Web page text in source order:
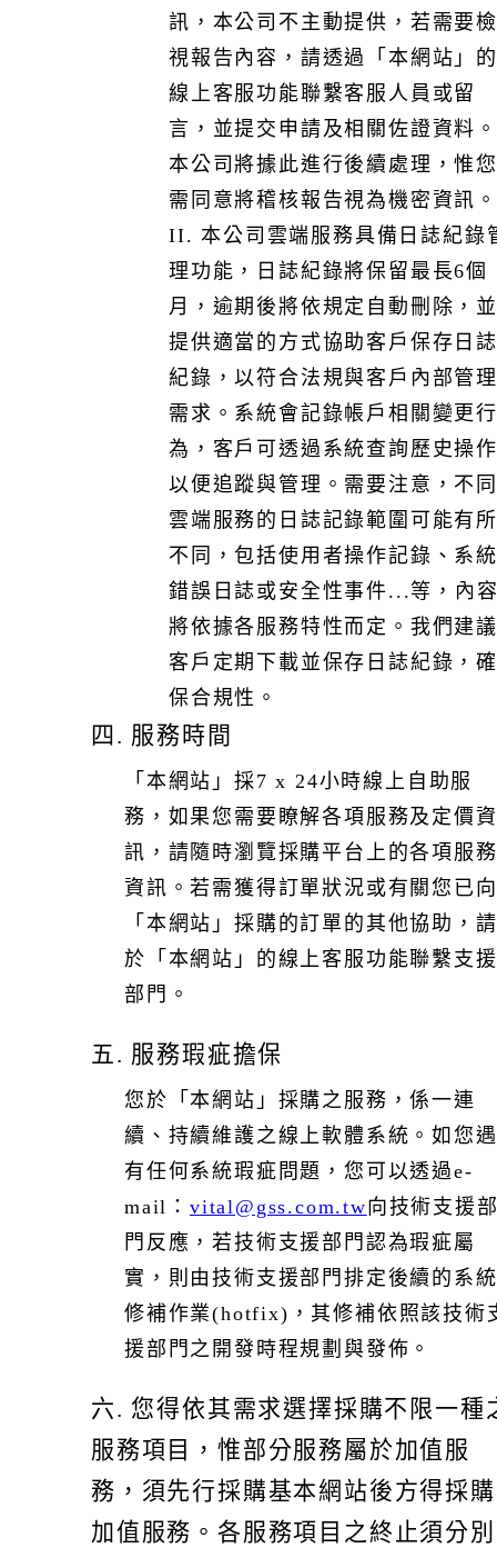
的線上客服功能提出。
本條款之解釋、效力及任何未盡事宜，以中華民國法律為
準(或客戶資料之儲存國家的法令法規)，雙方同意如有爭
議時，以臺灣臺北地方法院為第一審管轄法院。
訊，本公司不主動提供，若需要檢
視報告內容，請透過「本網站」的
線上客服功能聯繫客服人員或留
言，並提交申請及相關佐證資料。
本公司將據此進行後續處理，惟您
需同意將稽核報告視為機密資訊。
II. 本公司雲端服務具備日誌紀錄
理功能，日誌紀錄將保留最長6個
月，逾期後將依規定自動刪除，並
提供適當的方式協助客戶保存日誌
紀錄，以符合法規與客戶內部管理
需求。系統會記錄帳戶相關變更行
為，客戶可透過系統查詢歷史操作
以便追蹤與管理。需要注意，不同
雲端服務的日誌記錄範圍可能有所
不同，包括使用者操作記錄、系統
錯誤日誌或安全性事件...等，內
將依據各服務特性而定。我們建議
客戶定期下載並保存日誌紀錄，確
保合規性。
四. 服務時間
「本網站」採7 x 24小時線上自助服
務，如果您需要瞭解各項服務及定價資
訊，請隨時瀏覽採購平台上的各項服務
資訊。若需獲得訂單狀況或有關您已向
「本網站」採購的訂單的其他協助，請
於「本網站」的線上客服功能聯繫支援
部門。
五. 服務瑕疵擔保
您於「本網站」採購之服務，係一連
續、持續維護之線上軟體系統。如您遇
有任何系統瑕疵問題，您可以透過e-
mail： vital@gss.com.tw向技術支援
門反應，若技術支援部門認為瑕疵屬
實，則由技術支援部門排定後續的系統
修補作業(hotfix)，其修補依照該技術
援部門之開發時程規劃與發佈。
六. 您得依其需求選擇採購不限一種
服務項目，惟部分服務屬於加值服
務，須先行採購基本網站後方得採購
加值服務。各服務項目之終止須分別